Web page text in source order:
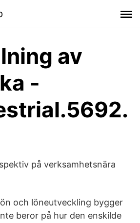
av
-
på verksamhetsnära
och löneutveckling bygger
beror på hur den enskilde